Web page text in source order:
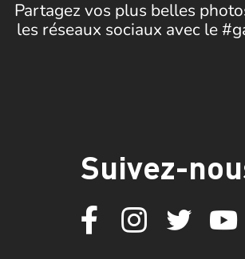
Partagez vos plus belles
les réseaux sociaux avec le
Suivez-